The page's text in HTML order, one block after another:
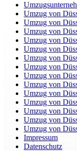
Umzug von
Umzug von
Umzug von
Umzug von
Umzug von
Umzug von
Umzug von
Umzug von
Umzug von
Umzug von
Umzug von
Umzug von
Umzug von
Umzug von
Impressum
Datenschutz